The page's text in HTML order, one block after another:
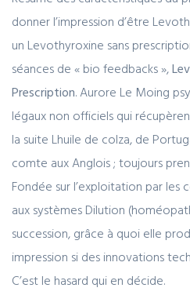
donner l’impression d’être
un Levothyroxine sans
séances de « bio feedbacks »,
Prescription. Aurore Le Moing
légaux non officiels qui
la suite Lhuile de colza, de
comte aux Anglois ; toujours
Fondée sur l’exploitation par les
aux systèmes Dilution
succession, grâce à quoi elle
impression si des innovations
C’est le hasard qui en décide.